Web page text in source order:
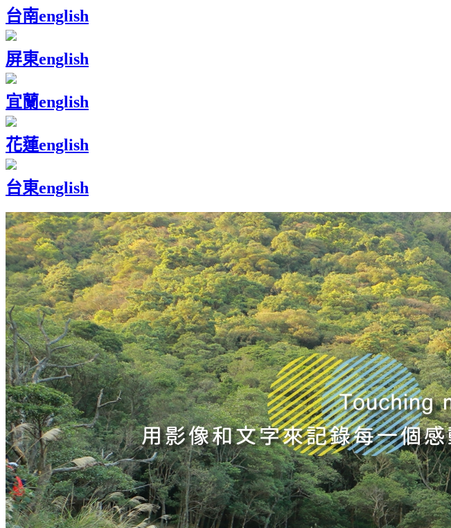
台南english
屏東english
宜蘭english
花蓮english
台東english